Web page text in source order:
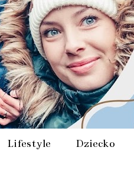
Lifestyle Dziecko